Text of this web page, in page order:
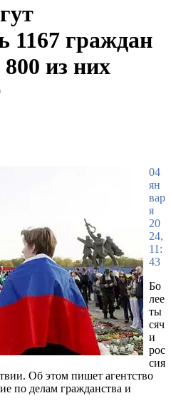
1167 граждан
из них
04
ян
вар
я
20
24,
11:
43
Бо
лее
ты
сяч
и
рос
сия
Об этом пишет агентство
по делам гражданства и